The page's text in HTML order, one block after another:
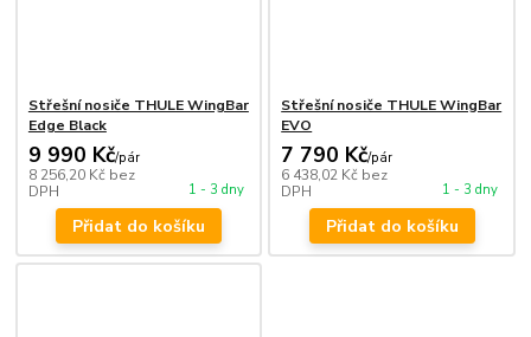
Střešní nosiče THULE WingBar
Edge Black
9 990 Kč/pár
8 256,20 Kč bez
DPH
1 - 3 dny
Přidat do košíku
Střešní nosiče THULE WingBar
EVO
7 790 Kč/pár
6 438,02 Kč bez
DPH
1 - 3 dny
Přidat do košíku